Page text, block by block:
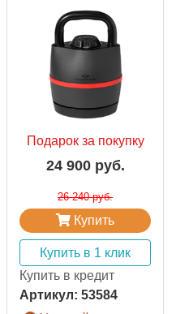
Подарок за покупку
24 900 руб.
26 240 руб.
Купить
Купить в 1 клик
Купить в кредит
Артикул: 53584